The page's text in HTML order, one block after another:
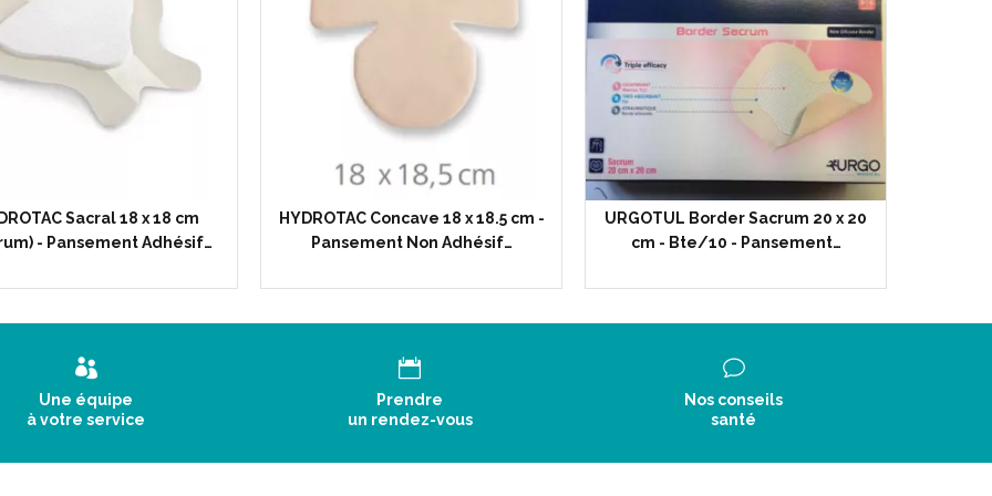
Sacral 18 x 18 cm
- Pansement Adhésif…
HYDROTAC Concave 18 x 18.5 cm -
Pansement Non Adhésif…
URGOTUL Border Sacrum 20 x 20
cm - Bte/10 - Pansement…
Une équipe
à votre service
Prendre
un rendez-vous
Nos conseils
santé